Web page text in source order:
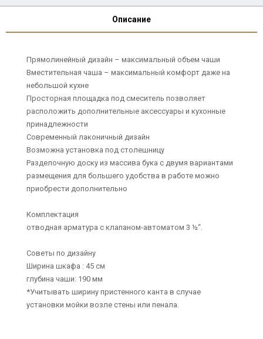
Описание
Прямолинейный дизайн – максимальный объем чаши
Вместительная чаша – максимальный комфорт даже на
небольшой кухне
Просторная площадка под смеситель позволяет
расположить дополнительные аксессуары и кухонные
принадлежности
Современный лаконичный дизайн
Возможна установка под столешницу
Разделочную доску из массива бука с двумя вариантами
размещения для большего удобства в работе можно
приобрести дополнительно
Комплектация
отводная арматура с клапаном-автоматом 3 ½“.
Советы по дизайну
Ширина шкафа : 45 см
глубина чаши: 190 мм
*Учитывать ширину пристенного канта в случае
установки мойки возле стены или пенала.